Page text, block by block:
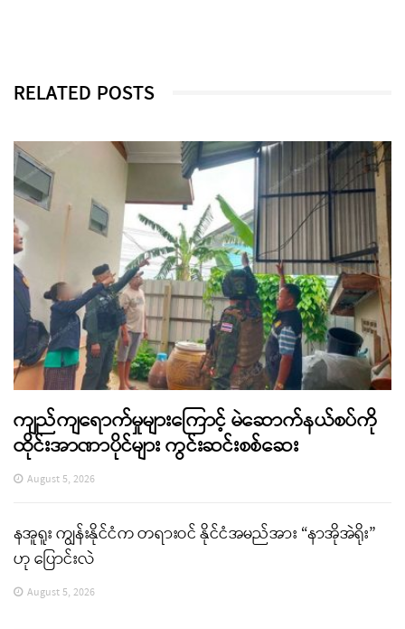
RELATED POSTS
ကျည်ကျရောက်မှုများကြောင့် မဲဆောက်နယ်စပ်ကို
ထိုင်းအာဏာပိုင်များ ကွင်းဆင်းစစ်ဆေး
August 5, 2026
နအူရူး ကျွန်းနိုင်ငံက တရားဝင် နိုင်ငံအမည်အား “နာအိုအဲရိုး”
ဟု ပြောင်းလဲ
August 5, 2026